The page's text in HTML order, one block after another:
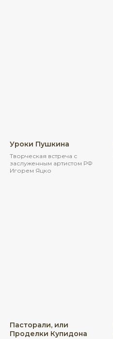
Уроки Пушкина
Творческая встреча с
заслуженным артистом РФ
Игорем Яцко
Пасторали, или
Проделки Купидона